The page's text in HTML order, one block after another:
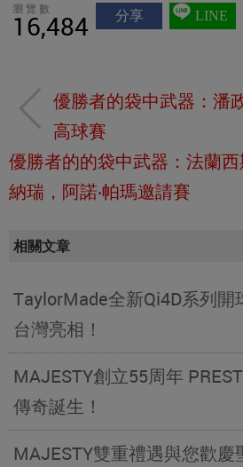
瀏覽數
16,484 分享 LINE
優勝者的袋中武器：潘
高球賽
優勝者的的袋中武器：法蘭西
納瑞，阿諾‧帕瑪邀請賽
相關文章
TaylorMade全新Qi4D系列開
台灣亮相！
MAJESTY創立55周年
傳奇誕生！
MAJESTY雙重禮遇與您歡慶